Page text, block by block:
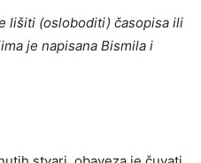
lišiti (osloboditi) časopisa ili
je napisana Bismila i